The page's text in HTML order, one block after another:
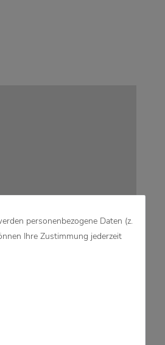
personenbezogene Daten (z.
Ihre Zustimmung jederzeit